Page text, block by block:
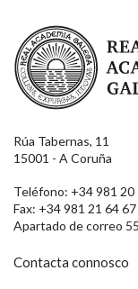
Real Academia
Rúa Tabernas, 11
15001 - A Coruña
Teléfono: +34 981 20
Fax: +34 981 21 64 67
Apartado de correo
Contacta connosco